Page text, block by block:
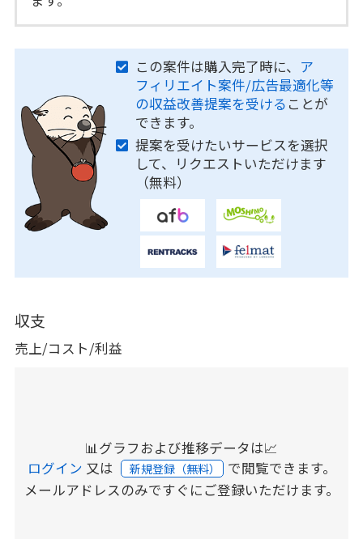
この案件は購入完了時に、 ア
フィリエイト案件/広告最適化等
の収益改善提案を受ける ことが
できます。
提案を受けたいサービスを選択
して、リクエストいただけます
（無料）
収支
売上/コスト/利益
📊グラフおよび推移データは📈
ログイン 又は 新規登録（無料） で閲覧できます。
メールアドレスのみですぐにご登録いただけます。